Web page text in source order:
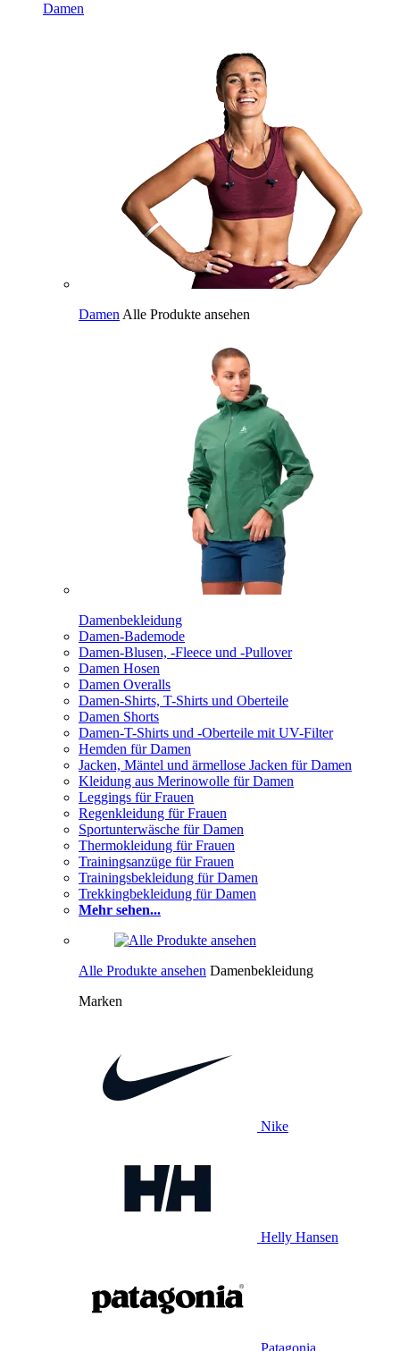
Damen
Damen Alle Produkte ansehen
Damenbekleidung
Damen-Bademode
Damen-Blusen, -Fleece und -Pullover
Damen Hosen
Damen Overalls
Damen-Shirts, T-Shirts und Oberteile
Damen Shorts
Damen-T-Shirts und -Oberteile mit UV-Filter
Hemden für Damen
Jacken, Mäntel und ärmellose Jacken für Damen
Kleidung aus Merinowolle für Damen
Leggings für Frauen
Regenkleidung für Frauen
Sportunterwäsche für Damen
Thermokleidung für Frauen
Trainingsanzüge für Frauen
Trainingsbekleidung für Damen
Trekkingbekleidung für Damen
Mehr sehen...
Alle Produkte ansehen Damenbekleidung
Marken
Nike
Helly Hansen
Patagonia